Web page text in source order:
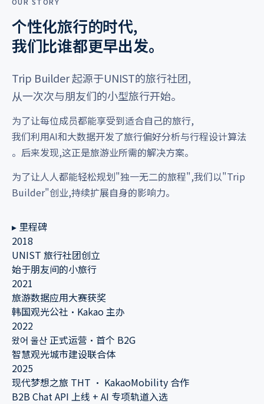
个性化旅行的时代,
我们比谁都更早出发。
Trip Builder 起源于UNIST的旅行社团,
从一次次与朋友们的小型旅行开始。
为了让每位成员都能享受到适合自己的旅行,
我们利用AI和大数据开发了旅行偏好分析与行程设计算法
。后来发现,这正是旅游业所需的解决方案。
为了让人人都能轻松规划"独一无二的旅程",我们以"Trip
Builder"创业,持续扩展自身的影响力。
▸ 里程碑
2018
UNIST 旅行社团创立
始于朋友间的小旅行
2021
旅游数据应用大赛获奖
韩国观光公社·Kakao 主办
2022
왔어 울산 正式运营·首个 B2G
智慧观光城市建设联合体
2025
现代梦想之旅 THT · KakaoMobility 合作
B2B Chat API 上线 + AI 专项轨道入选